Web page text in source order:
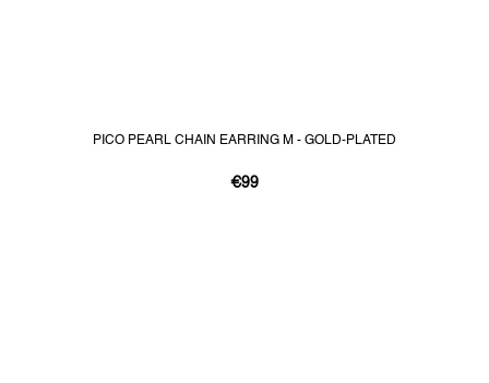
PICO PEARL CHAIN EARRING M - GOLD-PLATED
€99